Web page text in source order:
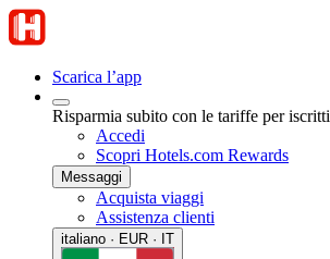
Scarica l’app
Risparmia subito con le tariffe per iscritti
Accedi
Scopri Hotels.com Rewards
Messaggi
Acquista viaggi
Assistenza clienti
italiano · EUR · IT